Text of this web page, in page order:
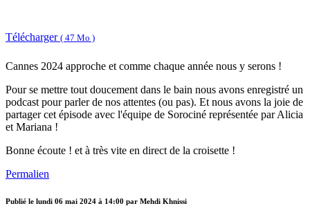
Télécharger ( 47 Mo )
Cannes 2024 approche et comme chaque année nous y serons !
Pour se mettre tout doucement dans le bain nous avons enregistré un
podcast pour parler de nos attentes (ou pas). Et nous avons la joie de
partager cet épisode avec l'équipe de Sorociné représentée par Alicia
et Mariana !
Bonne écoute ! et à très vite en direct de la croisette !
Permalien
Publié le lundi 06 mai 2024 à 14:00 par Mehdi Khnissi